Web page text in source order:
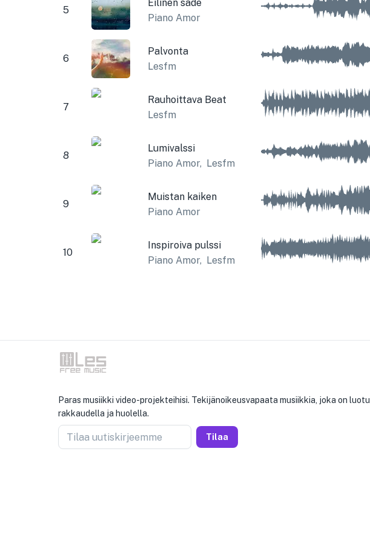
5
Eilinen sade
Piano Amor
6
Palvonta
Lesfm
7
Rauhoittava Beat
Lesfm
8
Lumivalssi
Piano Amor, Lesfm
9
Muistan kaiken
Piano Amor
10
Inspiroiva pulssi
Piano Amor, Lesfm
Paras musiikki video-projekteihisi. Tekijänoikeusvapaata musiikkia, joka on luotu
rakkaudella ja huolella.
Tilaa uutiskirjeemme Tilaa